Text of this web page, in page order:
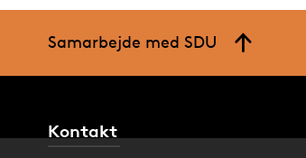
Samarbejde med SDU
Kontakt